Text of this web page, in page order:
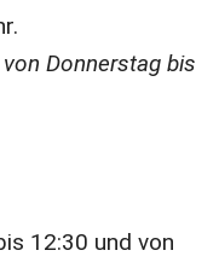
Donnerstag bis
12:30 und von